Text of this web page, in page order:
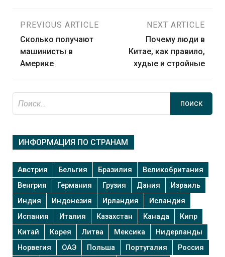
Навигация
по
записям
PREVIOUS ARTICLE
Сколько получают
машинисты в
Америке
NEXT ARTICLE
Почему люди в
Китае, как правило,
худые и стройные
ИНФОРМАЦИЯ ПО СТРАНАМ
Австрия Бельгия Бразилия
Великобритания
Венгрия
Германия Грузия Дания
Израиль
Индия
Индонезия Ирландия
Исландия
Испания
Италия Казахстан Канада
Кипр
Китай
Корея Литва Мексика
Нидерланды
Норвегия
ОАЭ Польша Португалия
Россия